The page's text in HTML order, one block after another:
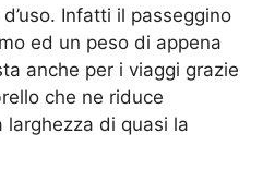
Infatti il passeggino
ed un peso di appena
anche per i viaggi grazie
che ne riduce
di quasi la